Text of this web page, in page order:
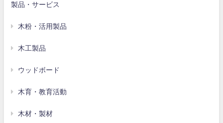
製品・サービス
木粉・活用製品
木工製品
ウッドボード
木育・教育活動
木材・製材